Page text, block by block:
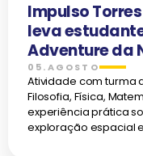
Impulso
leva
Adventure da
05.AGOSTO
Atividade com turma
Filosofia, Física,
experiência prática
exploração espacial